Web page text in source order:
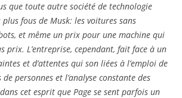
que toute autre société de technologie
fous de Musk: les voitures sans
et même un prix pour une machine qui
prix. L’entreprise, cependant, fait face à un
et d’attentes qui son liées à l’emploi de
personnes et l’analyse constante des
dans cet esprit que Page se sent parfois un